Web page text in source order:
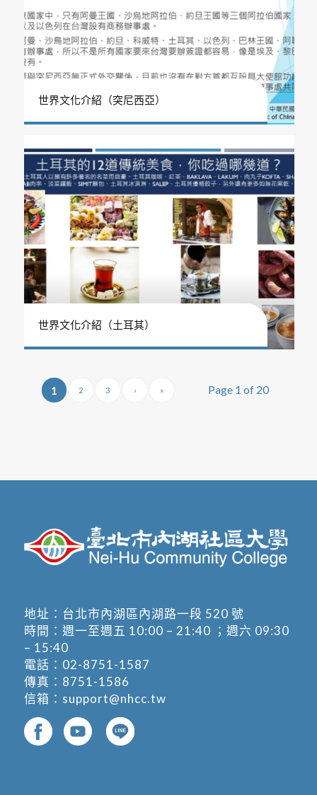
世界文化介紹（突尼西亞）
世界文化介紹（土耳其）
Page 1 of 20
1 2 3 › »
地址： 台北市內湖區內湖路一段 520 號
時間：週一至週五 10:00 – 21:40 ；週六 09:30
– 15:40
電話： 02-8751-1587
傳真：8751-1586
信箱： support@nhcc.tw